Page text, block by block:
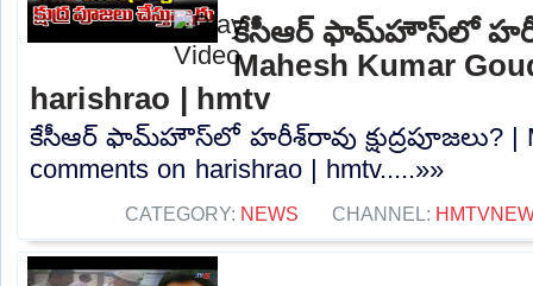
కేసీఆర్ ఫామ్‌హౌస్‌లో
Mahesh Kumar
harishrao | hmtv
కేసీఆర్ ఫామ్‌హౌస్‌లో హరీశ్‌రావు క్షుద్రపూజలు? |
comments on harishrao | hmtv.....»»
CATEGORY: NEWS CHANNEL: